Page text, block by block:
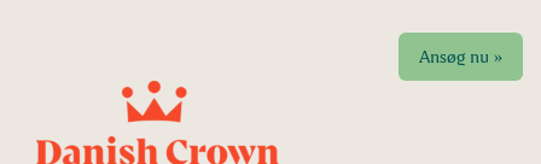
Ansøg nu »